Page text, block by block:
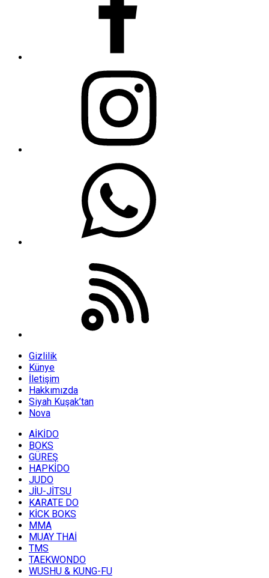
Gizlilik
Künye
İletişim
Hakkımızda
Siyah Kuşak’tan
Nova
AİKİDO
BOKS
GÜREŞ
HAPKİDO
JUDO
JİU-JİTSU
KARATE DO
KİCK BOKS
MMA
MUAY THAİ
TMS
TAEKWONDO
WUSHU & KUNG-FU